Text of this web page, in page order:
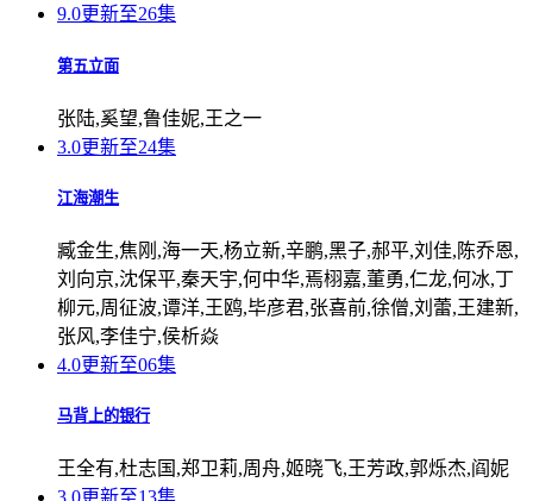
9.0更新至26集
第五立面
张陆,奚望,鲁佳妮,王之一
3.0更新至24集
江海潮生
臧金生,焦刚,海一天,杨立新,辛鹏,黑子,郝平,刘佳,陈乔恩,
刘向京,沈保平,秦天宇,何中华,焉栩嘉,董勇,仁龙,何冰,丁
柳元,周征波,谭洋,王鸥,毕彦君,张喜前,徐僧,刘蕾,王建新,
张风,李佳宁,侯析焱
4.0更新至06集
马背上的银行
王全有,杜志国,郑卫莉,周舟,姬晓飞,王芳政,郭烁杰,阎妮